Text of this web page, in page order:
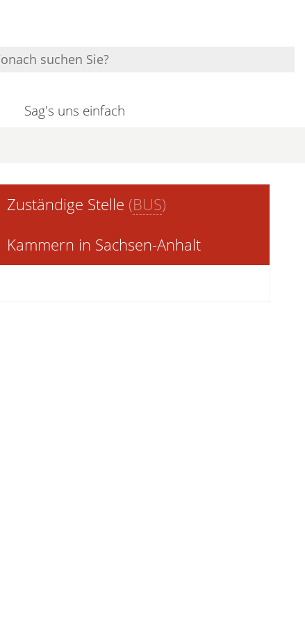
Sag's uns einfach
Zuständige Stelle (BUS)
Kammern in Sachsen-Anhalt